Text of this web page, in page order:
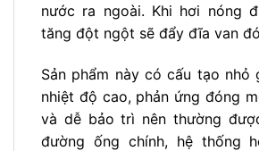
nước ra ngoài. Khi hơi nóng
tăng đột ngột sẽ đẩy đĩa van
Sản phẩm này có cấu tạo nhỏ
nhiệt độ cao, phản ứng đóng
và dễ bảo trì nên thường
đường ống chính, hệ thống